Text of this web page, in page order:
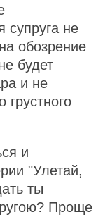
супруга не
обозрение
будет
и не
грустного
и
"Улетай,
ты
Проще